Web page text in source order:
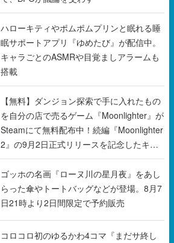
ハローキティやポムポムプリンと眠れる睡
眠サポートアプリ『ゆめたび』が配信中。
キャラごとのASMRや目覚ましアラームも
搭載
【無料】ダンジョン探索で手に入れたもの
を自分の店で売るゲーム『Moonlighter』が
Steamにて無料配布中！続編『Moonlighter
2』の9月2日正式リリースを記念したキャ
ンペーン
ゴッホの名画『ローヌ川の星月夜』をあし
らった傘やトートバッグなどが登場。8月7
日21時より2日間限定で予約販売
コロコロ初のゆるかわ4コマ『まだサ終し